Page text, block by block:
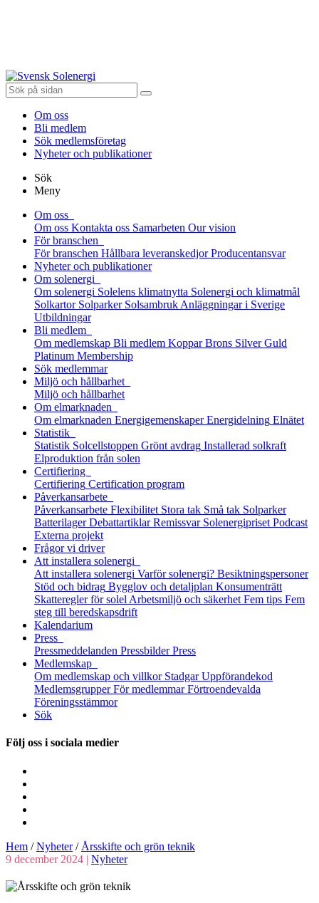
Om oss
Bli medlem
Sök medlemsföretag
Nyheter och publikationer
Sök
Meny
Om oss
Om oss Kontakta oss Samarbeten Our vision
För branschen
För branschen Hållbara leveranskedjor Producentansvar
Nyheter och publikationer
Om solenergi
Om solenergi Solelens klimatnytta Solenergi och klimatmål
Solkartor Solparker Solsambruk Anläggningar i Sverige
Utbildningar
Bli medlem
Om medlemskap Bli medlem Koppar Brons Silver Guld
Platinum Membership
Sök medlemmar
Miljö och hållbarhet
Miljö och hållbarhet
Om elmarknaden
Om elmarknaden Energigemenskaper Energidelning Elnätet
Statistik
Statistik Solcellstoppen Grönt avdrag Installerad solkraft
Elproduktion från solen
Certifiering
Certifiering Certification program
Påverkansarbete
Påverkansarbete Flexibilitet Stora tak Små tak Solparker
Batterilager Debattartiklar Remissvar Solenergipriset Podcast
Externa projekt
Frågor vi driver
Att installera solenergi
Att installera solenergi Varför solenergi? Besiktningspersoner
Stöd och bidrag Bygglov och detaljplan Konsumenträtt
Skatteregler för solel Arbetsmiljö och säkerhet Fem tips Fem
steg till beredskaps­drift
Kalendarium
Press
Pressmeddelanden Pressbilder Press
Medlemskap
Om medlemskap och villkor Stadgar Uppförandekod
Medlemsgrupper För medlemmar Förtroendevalda
Föreningsstämmor
Sök
Följ oss i sociala medier
Hem /Nyheter/ Årsskifte och grön teknik
9 december 2024 | Nyheter